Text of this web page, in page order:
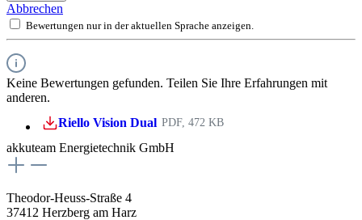
Abbrechen
Bewertungen nur in der aktuellen Sprache anzeigen.
Keine Bewertungen gefunden. Teilen Sie Ihre Erfahrungen mit
anderen.
Riello Vision Dual PDF, 472 KB
akkuteam Energietechnik GmbH
Theodor-Heuss-Straße 4
37412 Herzberg am Harz